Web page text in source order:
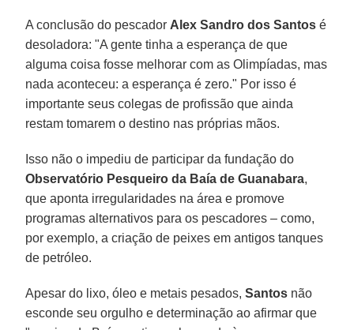
A conclusão do pescador Alex Sandro dos Santos é
desoladora: "A gente tinha a esperança de que
alguma coisa fosse melhorar com as Olimpíadas, mas
nada aconteceu: a esperança é zero." Por isso é
importante seus colegas de profissão que ainda
restam tomarem o destino nas próprias mãos.
Isso não o impediu de participar da fundação do
Observatório Pesqueiro da Baía de Guanabara,
que aponta irregularidades na área e promove
programas alternativos para os pescadores – como,
por exemplo, a criação de peixes em antigos tanques
de petróleo.
Apesar do lixo, óleo e metais pesados,Santos não
esconde seu orgulho e determinação ao afirmar que